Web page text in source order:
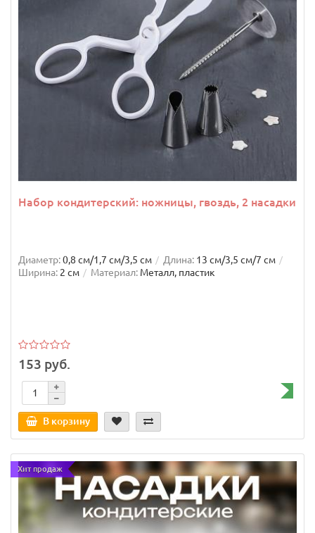
Набор кондитерский: ножницы, гвоздь, 2 насадки
Диаметр:0,8 см/1,7 см/3,5 см Длина: 13 см/3,5 см/7 см
Ширина: 2 см Материал: Металл, пластик
153 руб.
В корзину
Хит продаж